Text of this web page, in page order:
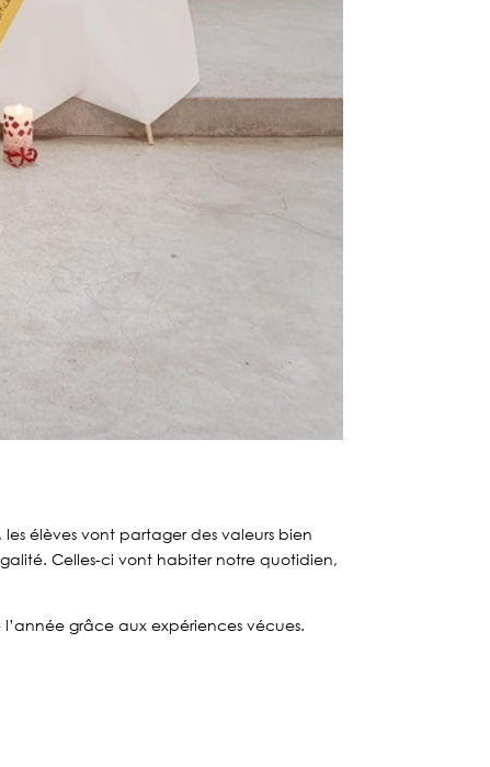
élèves vont partager des valeurs bien
Celles-ci vont habiter notre quotidien,
grâce aux expériences vécues.